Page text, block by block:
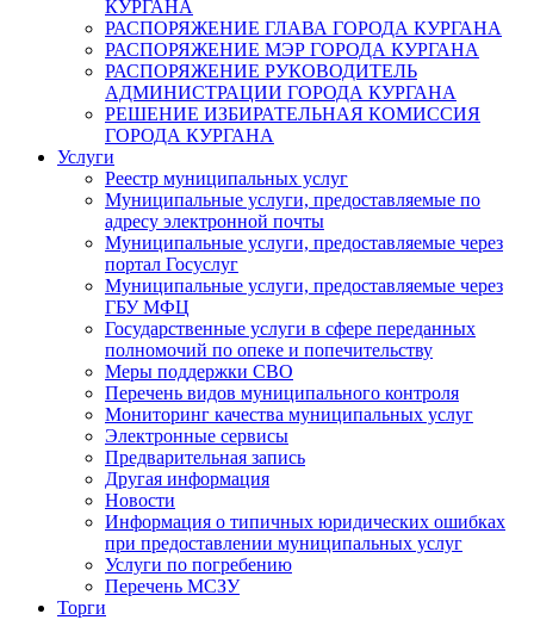
КУРГАНА
РАСПОРЯЖЕНИЕ ГЛАВА ГОРОДА КУРГАНА
РАСПОРЯЖЕНИЕ МЭР ГОРОДА КУРГАНА
РАСПОРЯЖЕНИЕ РУКОВОДИТЕЛЬ
АДМИНИСТРАЦИИ ГОРОДА КУРГАНА
РЕШЕНИЕ ИЗБИРАТЕЛЬНАЯ КОМИССИЯ
ГОРОДА КУРГАНА
Услуги
Реестр муниципальных услуг
Муниципальные услуги, предоставляемые по
адресу электронной почты
Муниципальные услуги, предоставляемые через
портал Госуслуг
Муниципальные услуги, предоставляемые через
ГБУ МФЦ
Государственные услуги в сфере переданных
полномочий по опеке и попечительству
Меры поддержки СВО
Перечень видов муниципального контроля
Мониторинг качества муниципальных услуг
Электронные сервисы
Предварительная запись
Другая информация
Новости
Информация о типичных юридических ошибках
при предоставлении муниципальных услуг
Услуги по погребению
Перечень МСЗУ
Торги